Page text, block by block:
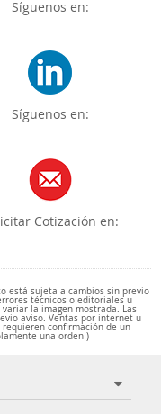
Síguenos en:
Síguenos en:
Cotización en:
está sujeta a cambios sin previo
técnicos o editoriales u
la imagen mostrada. Las
aviso. Ventas por internet u
confirmación de un
una orden )